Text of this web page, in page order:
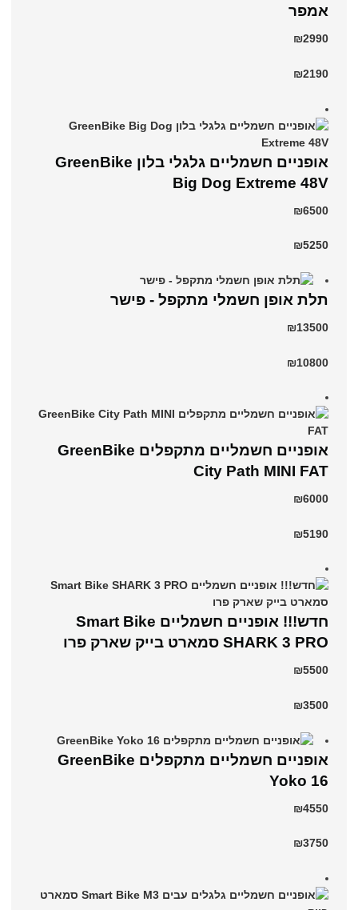
אמפר
₪2990
₪2190
אופניים חשמליים גלגלי בלון GreenBike
Big Dog Extreme 48V
₪6500
₪5250
תלת אופן חשמלי מתקפל - פישר
₪13500
₪10800
אופניים חשמליים ‏מתקפלים GreenBike
City Path MINI FAT
₪6000
₪5190
חדש!!! אופניים חשמליים Smart Bike
SHARK 3 PRO סמארט בייק שארק פרו
₪5500
₪3500
‏אופניים חשמליים ‏מתקפלים GreenBike
Yoko 16
₪4550
₪3750